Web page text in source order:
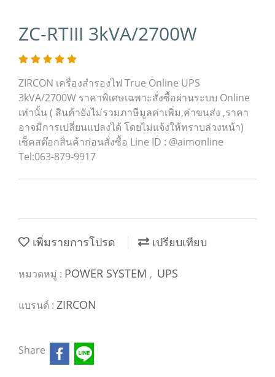
ZC-RTIII 3kVA/2700W
ZIRCON เครื่องสำรองไฟ True Online UPS
3kVA/2700W ราคาพิเศษเฉพาะสั่งซื้อผ่านระบบ Online
เท่านั้น ( สินค้ายังไม่รวมภาษีมูลค่าเพิ่ม,ค่าขนส่ง ,ราคา
อาจมีการเปลี่ยนแปลงได้ โดยไม่แจ้งให้ทราบล่วงหน้า)
เช็คสต๊อกสินค้าก่อนสั่งซื้อ Line ID : @aimonline
Tel:063-879-9917
เพิ่มรายการโปรด เปรียบเทียบ
หมวดหมู่ : POWER SYSTEM , UPS
แบรนด์ : ZIRCON
Share